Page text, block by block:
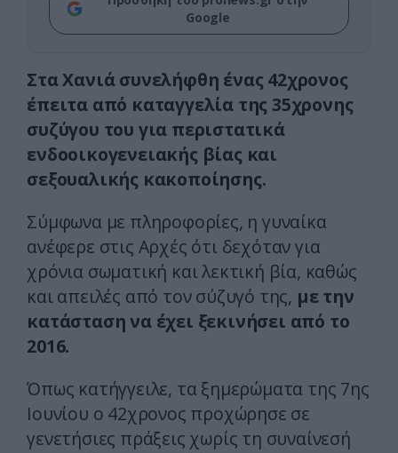
Google
Στα Χανιά συνελήφθη ένας 42χρονος
έπειτα από καταγγελία της 35χρονης
συζύγου του για περιστατικά
ενδοοικογενειακής βίας και
σεξουαλικής κακοποίησης.
Σύμφωνα με πληροφορίες, η γυναίκα
ανέφερε στις Aρχές ότι δεχόταν για
χρόνια σωματική και λεκτική βία, καθώς
και απειλές από τον σύζυγό της, με την
κατάσταση να έχει ξεκινήσει από το
2016.
Όπως κατήγγειλε, τα ξημερώματα της 7ης
Ιουνίου ο 42χρονος προχώρησε σε
γενετήσιες πράξεις χωρίς τη συναίνεσή